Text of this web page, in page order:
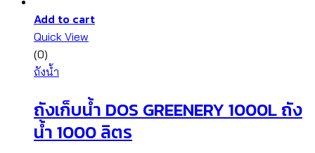
Add to cart
Quick View
(0)
ถังน้ำ
ถังเก็บน้ำ DOS GREENERY 1000L ถัง
น้ำ 1000 ลิตร